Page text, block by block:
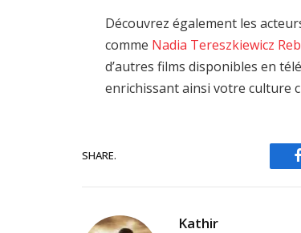
Découvrez également les
comme Nadia Tereszkiewicz
d’autres films disponibles en
enrichissant ainsi votre culture
SHARE.
Kathir